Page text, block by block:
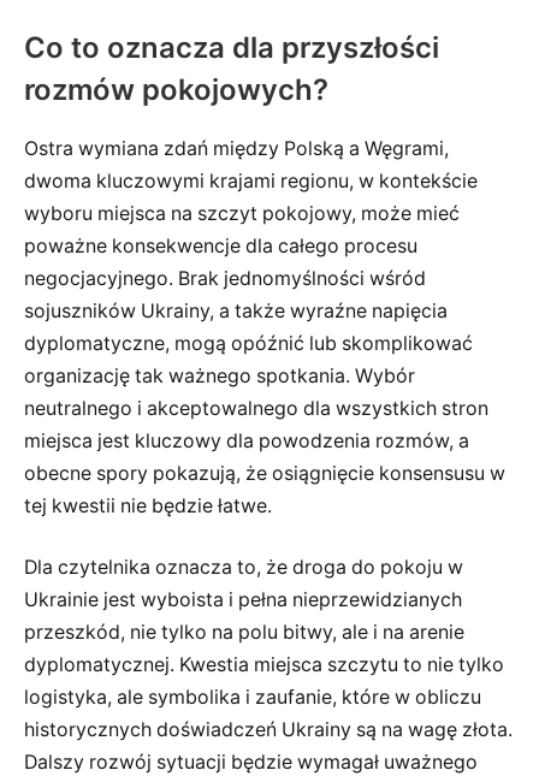
Co to oznacza dla przyszłości
rozmów pokojowych?
Ostra wymiana zdań między Polską a Węgrami,
dwoma kluczowymi krajami regionu, w kontekście
wyboru miejsca na szczyt pokojowy, może mieć
poważne konsekwencje dla całego procesu
negocjacyjnego. Brak jednomyślności wśród
sojuszników Ukrainy, a także wyraźne napięcia
dyplomatyczne, mogą opóźnić lub skomplikować
organizację tak ważnego spotkania. Wybór
neutralnego i akceptowalnego dla wszystkich stron
miejsca jest kluczowy dla powodzenia rozmów, a
obecne spory pokazują, że osiągnięcie konsensusu w
tej kwestii nie będzie łatwe.
Dla czytelnika oznacza to, że droga do pokoju w
Ukrainie jest wyboista i pełna nieprzewidzianych
przeszkód, nie tylko na polu bitwy, ale i na arenie
dyplomatycznej. Kwestia miejsca szczytu to nie tylko
logistyka, ale symbolika i zaufanie, które w obliczu
historycznych doświadczeń Ukrainy są na wagę złota.
Dalszy rozwój sytuacji będzie wymagał uważnego